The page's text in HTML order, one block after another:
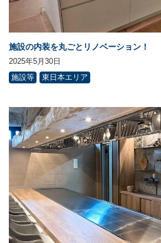
施設の内装を丸ごとリノベーション！
2025年5月30日
施設等
東日本エリア